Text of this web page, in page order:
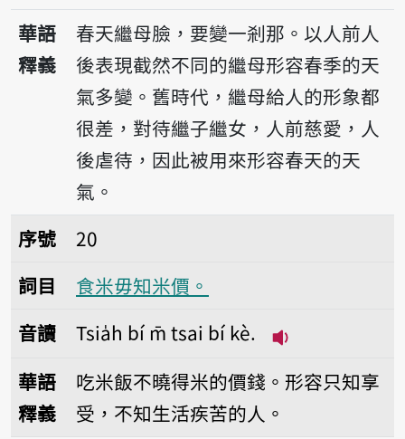
播放音讀Tshun-thinn
華語
釋義
春天繼母臉，要變一剎那。以人前人
後表現截然不同的繼母形容春季的天
氣多變。舊時代，繼母給人的形象都
很差，對待繼子繼女，人前慈愛，人
後虐待，因此被用來形容春天的天
氣。
序號20食米毋知米價。
序號
20
詞目
食米毋知米價。
音讀
Tsia̍h bí m̄ tsai bí kè.
華語
釋義
吃米飯不曉得米的價錢。形容只知享
受，不知生活疾苦的人。